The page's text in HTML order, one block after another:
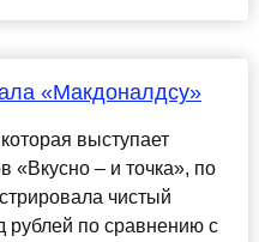
«Макдоналдсу»
выступает
«Вкусно – и точка», по
чистый
по сравнению с